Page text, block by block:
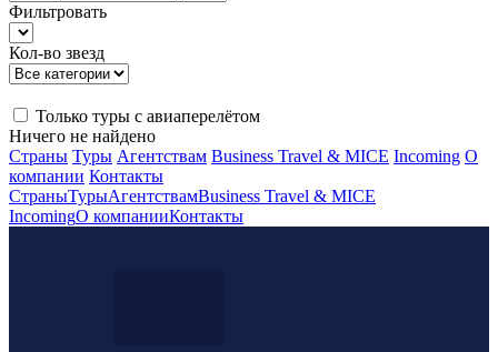
Фильтровать
Кол-во звезд
Только туры с авиаперелётом
Ничего не найдено
Страны Туры Агентствам Business Travel & MICE Incoming О
компании Контакты
СтраныТурыАгентствамBusiness Travel & MICE
IncomingО компанииКонтакты